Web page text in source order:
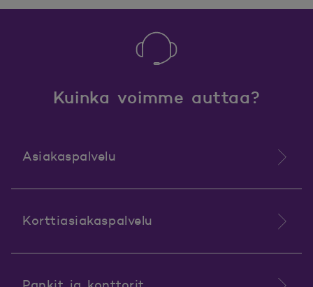
Kuinka voimme auttaa?
Asiakaspalvelu
Korttiasiakaspalvelu